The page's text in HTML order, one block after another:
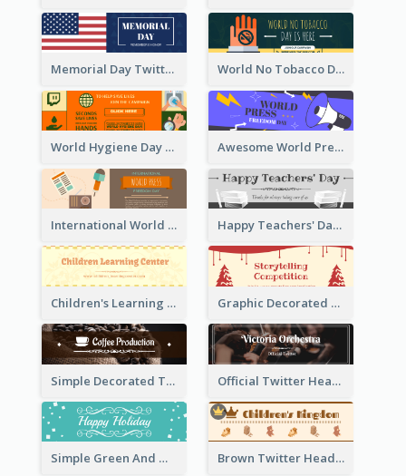
Memorial Day Twitter Header With Flag World No Tobacco Day Twitter Header
World Hygiene Day Promotion Twitter Header Awesome World Press Freedom Day Twitter Header
International World Press Freedom Day Twitter Header Happy Teachers' Day Twitter Header With Decorations Of Books
Children's Learning Center Twitter Header In Orange Colour Tone Graphic Decorated Twitter Header About Storytelling Competition
Simple Decorated Twitter Header About Coffee Official Twitter Header Of Orchestra
Simple Green And White Twitter Header With Theme Of Holiday Brown Twitter Header Created For Toy Store